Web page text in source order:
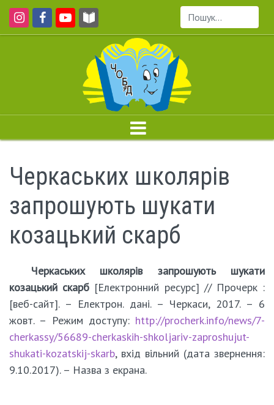
Пошук...
Черкаських школярів
запрошують шукати
козацький скарб
Черкаських школярів запрошують шукати
козацький скарб [Електронний ресурс] // Прочерк :
[веб-сайт]. – Електрон. дані. – Черкаси, 2017. – 6
жовт. – Режим доступу: http://procherk.info/news/7-
cherkassy/56689-cherkaskih-shkoljariv-zaproshujut-
shukati-kozatskij-skarb, вхід вільний (дата звернення:
9.10.2017). – Назва з екрана.